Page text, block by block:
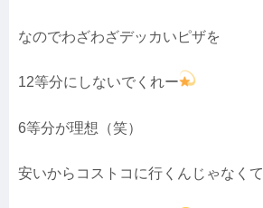
なのでわざわざデッカいピザを
12等分にしないでくれー
6等分が理想（笑）
安いからコストコに行くんじゃなくて